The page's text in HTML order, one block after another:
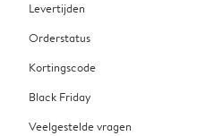
Levertijden
Orderstatus
Kortingscode
Black Friday
Veelgestelde vragen